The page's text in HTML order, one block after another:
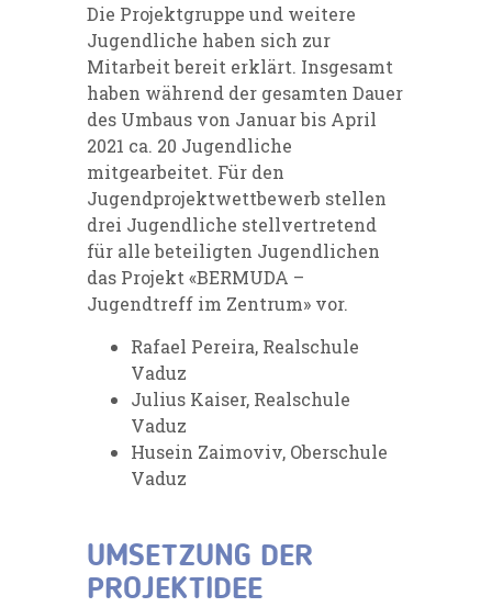
Die Projektgruppe und weitere
Jugendliche haben sich zur
Mitarbeit bereit erklärt. Insgesamt
haben während der gesamten Dauer
des Umbaus von Januar bis April
2021 ca. 20 Jugendliche
mitgearbeitet. Für den
Jugendprojektwettbewerb stellen
drei Jugendliche stellvertretend
für alle beteiligten Jugendlichen
das Projekt «BERMUDA –
Jugendtreff im Zentrum» vor.
Rafael Pereira, Realschule
Vaduz
Julius Kaiser, Realschule
Vaduz
Husein Zaimoviv, Oberschule
Vaduz
UMSETZUNG DER
PROJEKTIDEE